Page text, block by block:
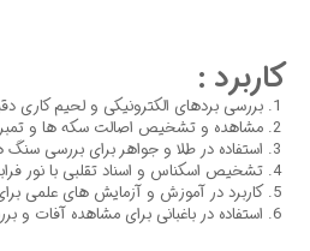
کاربرد :
بررسی بردهای الکترونیکی و لحیم کاری
مشاهده و تشخیص اصالت سکه ها و
استفاده در طلا و جواهر برای بررسی
تشخیص اسکناس و اسناد تقلبی با نور
کاربرد در آموزش و آزمایش های علمی
استفاده در باغبانی برای مشاهده آفات و